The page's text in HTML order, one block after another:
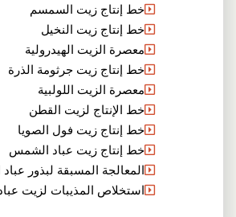
خط إنتاج زيت السمسم
خط إنتاج زيت النخيل
معصرة الزيت الهيدرولية
خط إنتاج زيت جرثومة الذرة
معصرة الزيت اللولبية
خط الإنتاج لزيت القطن
خط إنتاج زيت فول الصويا
خط إنتاج زيت عباد الشمس
المعالجة المسبقة لبذور
استخلاص المذيبات لزيت